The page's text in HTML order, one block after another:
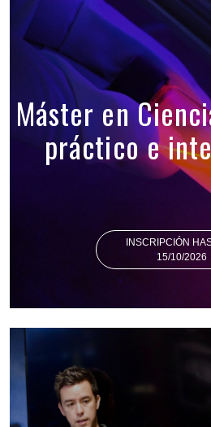
Máster en
práctico e
INSCRIPCIÓN
15/10/2026